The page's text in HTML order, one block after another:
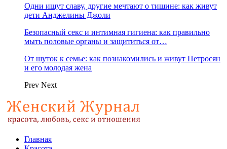
Одни ищут славу, другие мечтают о тишине: как живут
дети Анджелины Джоли
Безопасный секс и интимная гигиена: как правильно
мыть половые органы и защититься от…
От шуток к семье: как познакомились и живут Петросян
и его молодая жена
Prev Next
Главная